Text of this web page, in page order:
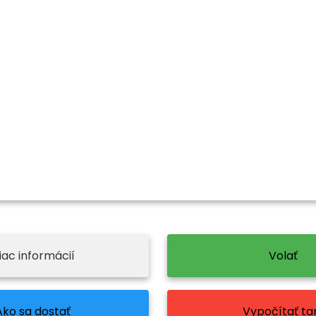
informácií Volať
sa dostať Vypočítať